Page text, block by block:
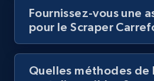
Amazon Reviews
URL, Product name, Product
rating object, Product rating
Fournissez-vous une
pour le Scraper
Quelles méthodes de